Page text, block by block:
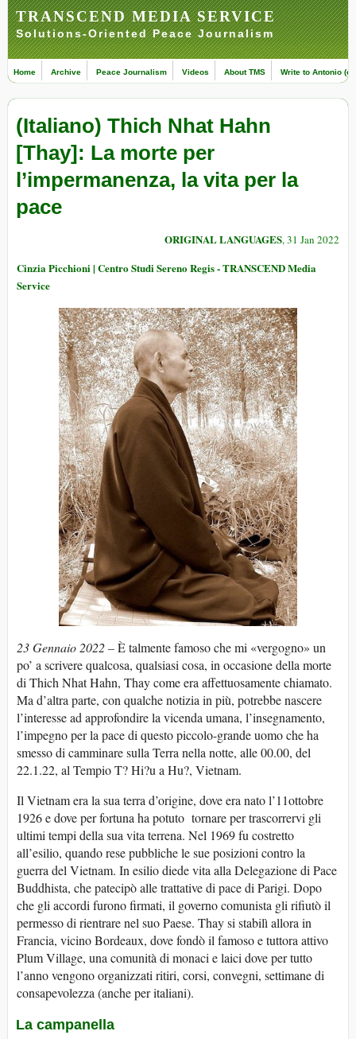
TRANSCEND MEDIA SERVICE
Solutions-Oriented Peace Journalism
Home Archive Peace Journalism Videos About TMS Write to Antonio
(Italiano) Thich Nhat Hahn
[Thay]: La morte per
l’impermanenza, la vita per la
pace
ORIGINAL LANGUAGES, 31 Jan 2022
Cinzia Picchioni | Centro Studi Sereno Regis - TRANSCEND Media
Service
23 Gennaio 2022 –È talmente famoso che mi «vergogno» un
po’ a scrivere qualcosa, qualsiasi cosa, in occasione della morte
di Thich Nhat Hahn, Thay come era affettuosamente chiamato.
Ma d’altra parte, con qualche notizia in più, potrebbe nascere
l’interesse ad approfondire la vicenda umana, l’insegnamento,
l’impegno per la pace di questo piccolo-grande uomo che ha
smesso di camminare sulla Terra nella notte, alle 00.00, del
22.1.22, al Tempio T? Hi?u a Hu?, Vietnam.
Il Vietnam era la sua terra d’origine, dove era nato l’11ottobre
1926 e dove per fortuna ha potuto tornare per trascorrervi gli
ultimi tempi della sua vita terrena. Nel 1969 fu costretto
all’esilio, quando rese pubbliche le sue posizioni contro la
guerra del Vietnam. In esilio diede vita alla Delegazione di Pace
Buddhista, che patecipò alle trattative di pace di Parigi. Dopo
che gli accordi furono firmati, il governo comunista gli rifiutò il
permesso di rientrare nel suo Paese. Thay si stabilì allora in
Francia, vicino Bordeaux, dove fondò il famoso e tuttora attivo
Plum Village, una comunità di monaci e laici dove per tutto
l’anno vengono organizzati ritiri, corsi, convegni, settimane di
consapevolezza (anche per italiani).
La campanella